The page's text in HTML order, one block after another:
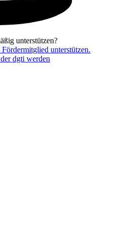
unterstützen?
unterstützen.
dgti werden